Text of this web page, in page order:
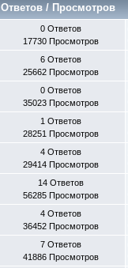
Ответов /Просмотров
0 Ответов
17730 Просмотров
6 Ответов
25662 Просмотров
0 Ответов
35023 Просмотров
1 Ответов
28251 Просмотров
4 Ответов
29414 Просмотров
14 Ответов
56285 Просмотров
4 Ответов
36452 Просмотров
7 Ответов
41886 Просмотров